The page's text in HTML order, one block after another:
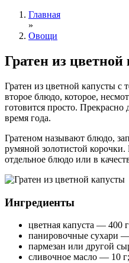
Главная
»
Овощи
Гратен из цветной
Гратен из цветной капусты с
второе блюдо, которое,
готовится просто.
время года.
Гратеном называют блюдо,
румяной золотистой
отдельное блюдо или в
Ингредиенты
цветная капуста — 400
панировочные сухари
пармезан или другой
сливочное масло — 10 г;